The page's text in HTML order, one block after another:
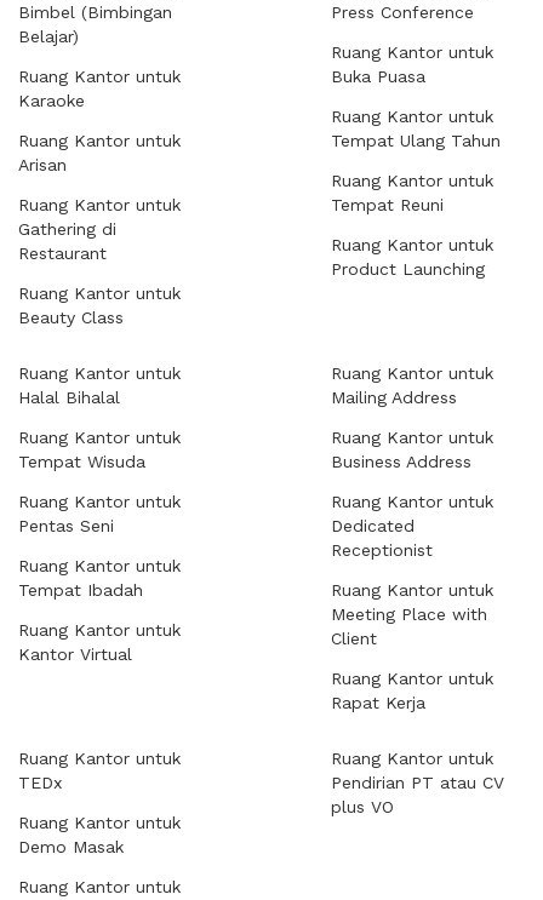
Bimbel (Bimbingan
Belajar)
Ruang Kantor untuk
Karaoke
Ruang Kantor untuk
Arisan
Ruang Kantor untuk
Gathering di
Restaurant
Ruang Kantor untuk
Beauty Class
Press Conference
Ruang Kantor untuk
Buka Puasa
Ruang Kantor untuk
Tempat Ulang Tahun
Ruang Kantor untuk
Tempat Reuni
Ruang Kantor untuk
Product Launching
Ruang Kantor untuk
Halal Bihalal
Ruang Kantor untuk
Tempat Wisuda
Ruang Kantor untuk
Pentas Seni
Ruang Kantor untuk
Tempat Ibadah
Ruang Kantor untuk
Kantor Virtual
Ruang Kantor untuk
Mailing Address
Ruang Kantor untuk
Business Address
Ruang Kantor untuk
Dedicated
Receptionist
Ruang Kantor untuk
Meeting Place with
Client
Ruang Kantor untuk
Rapat Kerja
Ruang Kantor untuk
TEDx
Ruang Kantor untuk
Demo Masak
Ruang Kantor untuk
Ruang Kantor untuk
Pendirian PT atau CV
plus VO